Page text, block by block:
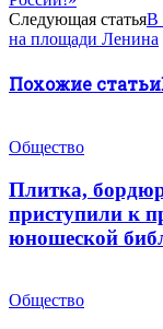
Следующая статьяВ
на площади Ленина
Похожие статьи
Общество
Плитка,
приступили к
юношеской
Общество